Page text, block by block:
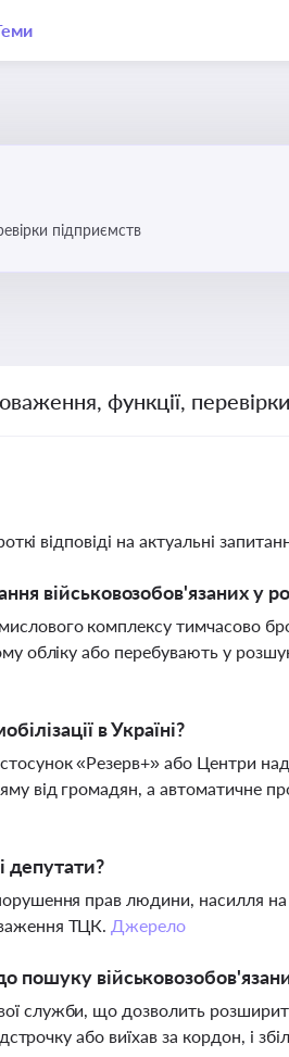
підприємств
функції, перевірки
відповіді на актуальні
військовозобов'язаних у
комплексу тимчасово
обліку або перебувають у
в Україні?
«Резерв+» або Центри
від громадян, а автоматичне
депутати?
прав людини, насилля
ТЦК. Джерело
служби, що дозволить
або виїхав за кордон, і